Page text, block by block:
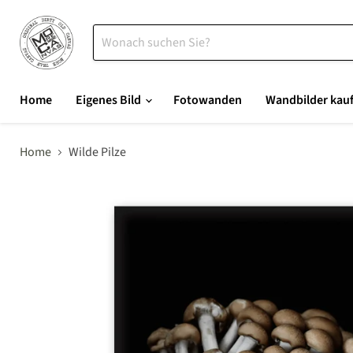
Home Eigenes Bild Fotowanden Wandbilder
Home Wilde Pilze